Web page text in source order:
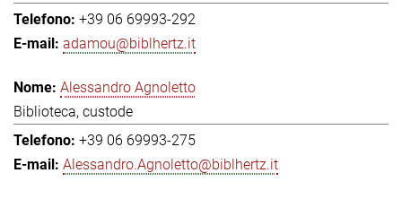
+39 06 69993-292
adamou@biblhertz.it
Alessandro Agnoletto
Biblioteca, custode
+39 06 69993-275
Alessandro.Agnoletto@biblhertz.it